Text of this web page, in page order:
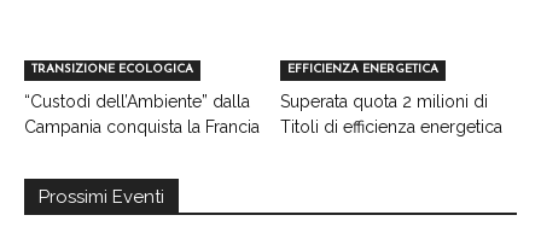
TRANSIZIONE ECOLOGICA
“Custodi dell’Ambiente” dalla
Campania conquista la Francia
EFFICIENZA ENERGETICA
Superata quota 2 milioni di
Titoli di efficienza energetica
Prossimi Eventi